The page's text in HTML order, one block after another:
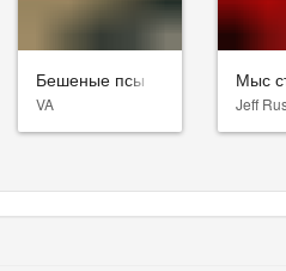
Бешеные псы
VA
Мыс
Jeff